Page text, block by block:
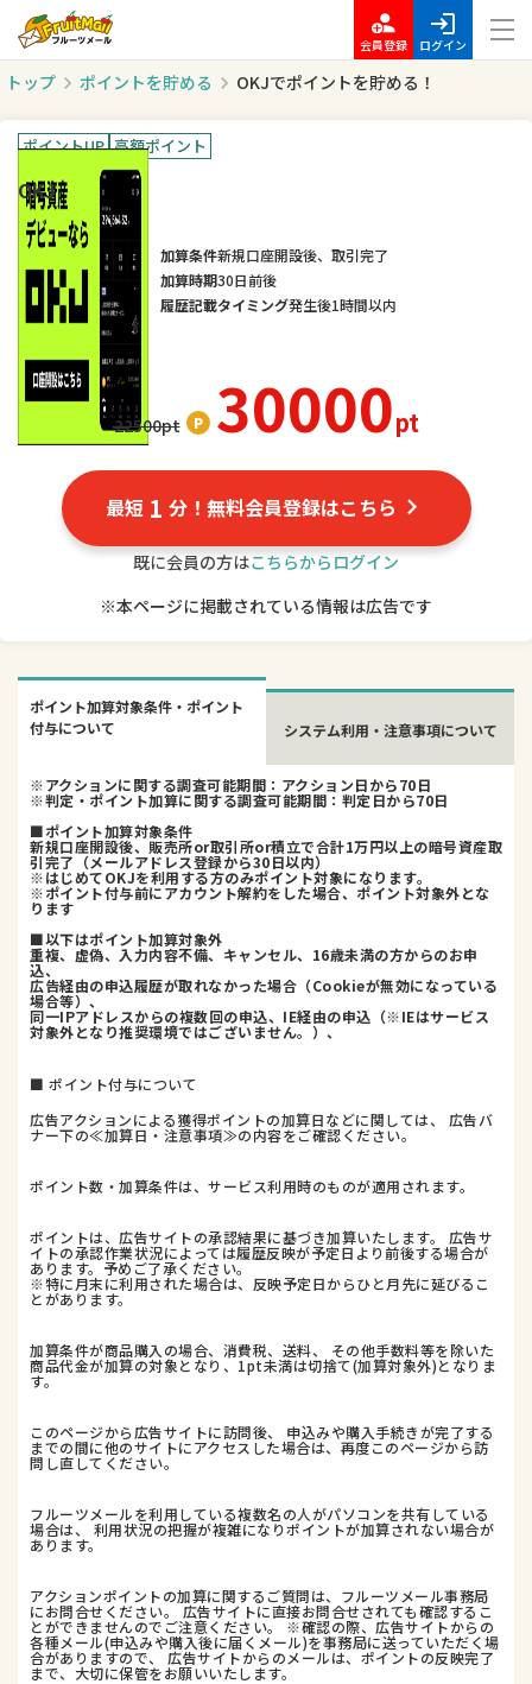
会員登録 ログイン
トップ ポイントを貯める OKJでポイントを貯める！
ポイントUP 高額ポイント
OKJ
22500pt 30000pt
加算条件新規口座開設後、取引完了
加算時期30日前後
履歴記載タイミング発生後1時間以内
最短 1 分！無料会員登録はこちら
既に会員の方はこちらからログイン
※本ページに掲載されている情報は広告です
ポイント加算対象条件・ポイント
付与について
システム利用・注意事項について
※アクションに関する調査可能期間：アクション日から70日
※判定・ポイント加算に関する調査可能期間：判定日から70日
■ポイント加算対象条件
新規口座開設後、販売所or取引所or積立で合計1万円以上の暗号資産取
引完了（メールアドレス登録から30日以内）
※はじめてOKJを利用する方のみポイント対象になります。
※ポイント付与前にアカウント解約をした場合、ポイント対象外とな
ります
■以下はポイント加算対象外
重複、虚偽、入力内容不備、キャンセル、16歳未満の方からのお申
込、
広告経由の申込履歴が取れなかった場合（Cookieが無効になっている
場合等）、
同一IPアドレスからの複数回の申込、IE経由の申込（※IEはサービス
対象外となり推奨環境ではございません。）、
■ ポイント付与について
広告アクションによる獲得ポイントの加算日などに関しては、 広告バ
ナー下の≪加算日・注意事項≫の内容をご確認ください。
ポイント数・加算条件は、サービス利用時のものが適用されます。
ポイントは、広告サイトの承認結果に基づき加算いたします。 広告サ
イトの承認作業状況によっては履歴反映が予定日より前後する場合が
あります。予めご了承ください。
※特に月末に利用された場合は、反映予定日からひと月先に延びるこ
とがあります。
加算条件が商品購入の場合、消費税、送料、 その他手数料等を除いた
商品代金が加算の対象となり、1pt未満は切捨て(加算対象外)となりま
す。
このページから広告サイトに訪問後、 申込みや購入手続きが完了する
までの間に他のサイトにアクセスした場合は、再度このページから訪
問し直してください。
フルーツメールを利用している複数名の人がパソコンを共有している
場合は、 利用状況の把握が複雑になりポイントが加算されない場合が
あります。
アクションポイントの加算に関するご質問は、フルーツメール事務局
にお問合せください。 広告サイトに直接お問合せされても確認するこ
とができませんのでご注意ください。 ※確認の際、広告サイトからの
各種メール(申込みや購入後に届くメール)を事務局に送っていただく場
合がありますので、 広告サイトからのメールは、ポイントの反映完了
まで、大切に保管をお願いいたします。